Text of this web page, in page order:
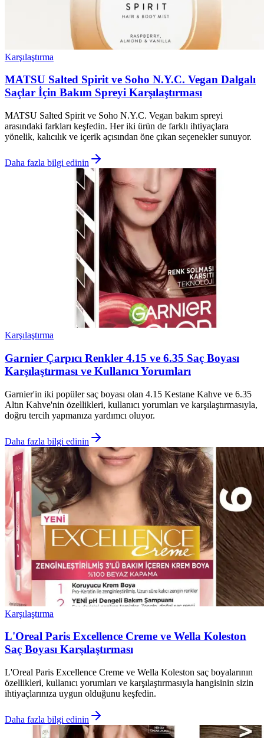
Karşılaştırma
MATSU Salted Spirit ve Soho N.Y.C. Vegan Dalgalı
Saçlar İçin Bakım Spreyi Karşılaştırması
MATSU Salted Spirit ve Soho N.Y.C. Vegan bakım spreyi
arasındaki farkları keşfedin. Her iki ürün de farklı ihtiyaçlara
yönelik, kalıcılık ve içerik açısından öne çıkan seçenekler sunuyor.
Daha fazla bilgi edinin
Karşılaştırma
Garnier Çarpıcı Renkler 4.15 ve 6.35 Saç Boyası
Karşılaştırması ve Kullanıcı Yorumları
Garnier'in iki popüler saç boyası olan 4.15 Kestane Kahve ve 6.35
Altın Kahve'nin özellikleri, kullanıcı yorumları ve karşılaştırmasıyla,
doğru tercih yapmanıza yardımcı oluyor.
Daha fazla bilgi edinin
Karşılaştırma
L'Oreal Paris Excellence Creme ve Wella Koleston
Saç Boyası Karşılaştırması
L'Oreal Paris Excellence Creme ve Wella Koleston saç boyalarının
özellikleri, kullanıcı yorumları ve karşılaştırmasıyla hangisinin sizin
ihtiyaçlarınıza uygun olduğunu keşfedin.
Daha fazla bilgi edinin